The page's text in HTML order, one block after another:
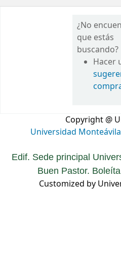
¿No
que estás
buscando?
Hacer
Copyright @
Universidad Monteávila
Edif. Sede principal
Buen Pastor.
Customized by